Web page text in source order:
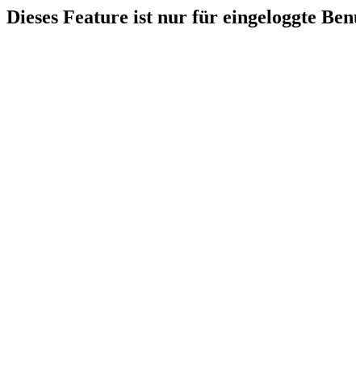
Dieses Feature ist nur für eingeloggte